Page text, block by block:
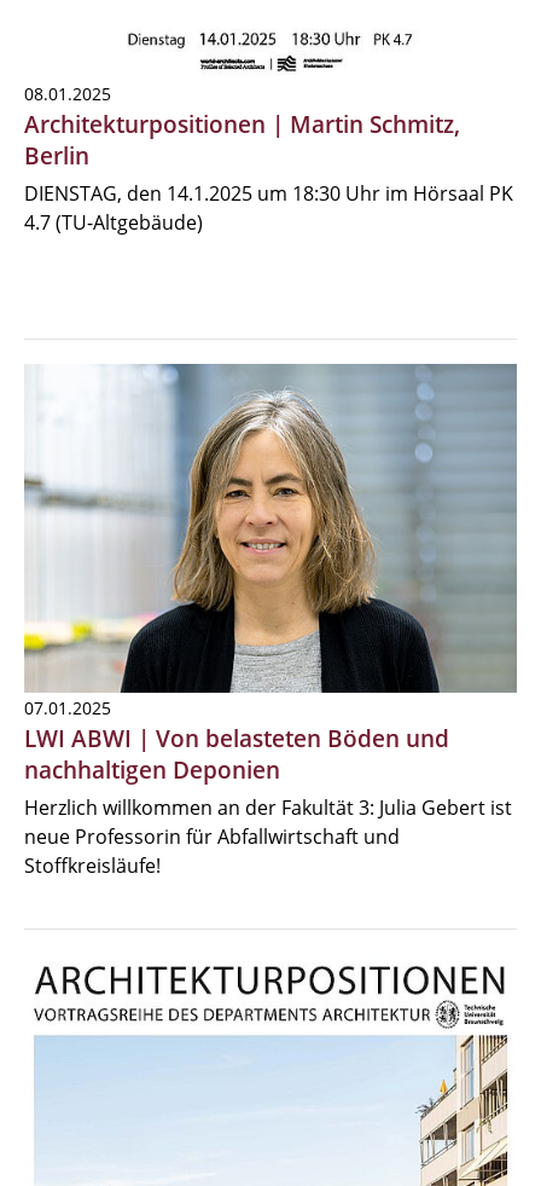
08.01.2025
Architekturpositionen | Martin Schmitz,
Berlin
DIENSTAG, den 14.1.2025 um 18:30 Uhr im Hörsaal PK
4.7 (TU-Altgebäude)
07.01.2025
LWI ABWI | Von belasteten Böden und
nachhaltigen Deponien
Herzlich willkommen an der Fakultät 3: Julia Gebert ist
neue Professorin für Abfallwirtschaft und
Stoffkreisläufe!